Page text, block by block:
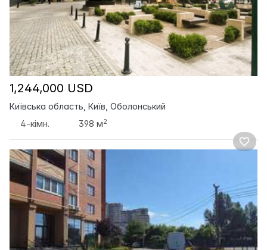
1,244,000 USD
Київська область, Київ, Оболонський
4-кімн.
398 м2